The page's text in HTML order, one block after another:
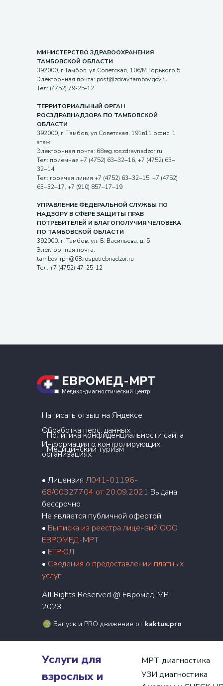
МИНИСТЕРСТВО ЗДРАВООХРАНЕНИЯ
ТАМБОВСКОЙ ОБЛАСТИ
392000, г.Тамбов, ул.Советская, 106/М.Горького,5
Электронная почта: post@zdrav.tambov.gov.ru
Тел: (4752) 79-25-12
ТЕРРИТОРИАЛЬНЫЙ ОРГАН
РОСЗДРАВНАДЗОРА ПО ТАМБОВСКОЙ
ОБЛАСТИ
392000, г. Тамбов, ул.Советская, 191в11 офис; 1
этаж
Электронная почта: 68reg.roszdravnadzor.ru
Тел: приемная +7 (4752) 63‒32‒16, +7 (4752) 63‒
32‒14
Тел: горячая линия +7 (4752) 63‒32‒15, +7 (4752)
63‒32‒17, +7 (910) 857‒17‒19
УПРАВЛЕНИЕ ФЕДЕРАЛЬНОЙ СЛУЖБЫ ПО
НАДЗОРУ В СФЕРЕ ЗАЩИТЫ ПРАВ
ПОТРЕБИТЕЛЕЙ И БЛАГОПОЛУЧИЯ ЧЕЛОВЕКА
ПО ТАМБОВСКОЙ ОБЛАСТИ
392000, г. Тамбов, ул. Б. Васильева, д. 5
Электронная почта:
tambov_rpn@68.rospotrebnadzor.ru
Тел: +7 (4752) 47-25-12
ЕВРОМЕД-МРТ
Медико-диагностический центр
• Лицензия Л041-01196-
68/00327704 от 20.09.2021 Выдана
бессрочно
Не является публичной офертой
• Выписка из реестра лицензий ООО
ЕВРОМЕД-МРТ
• ЕГРЮЛ
• Сведения о предоставлении платных
услуг
All Rights Reserved @ Евромед-МРТ
2023
Написать отзыв на Яндексе
Обработка перс. данных
Политика конфиденциальности сайта
Информация о контролирующих
организациях
Запуск и PRO движение от kaktus.pro
Медицинский туризм
МРТ диагностика
УЗИ диагностика
Услуги для
взрослых и